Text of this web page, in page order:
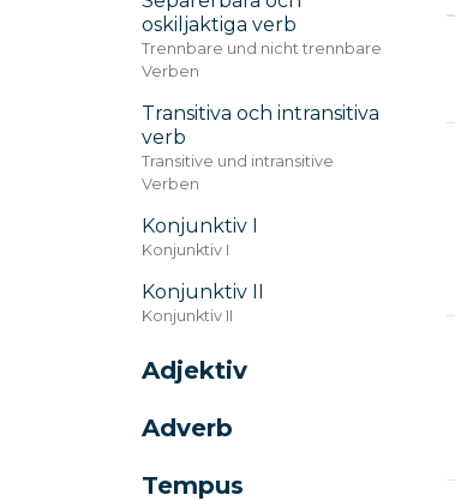
oskiljaktiga verb
Trennbare und nicht trennbare
Verben
Transitiva och intransitiva
verb
Transitive und intransitive
Verben
Konjunktiv I
Konjunktiv I
Konjunktiv II
Konjunktiv II
Adjektiv
Adverb
Tempus